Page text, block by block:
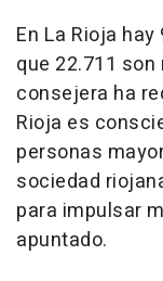
En La Rioja
que 22.711
consejera ha
Rioja es
personas
sociedad
para impulsar
apuntado.